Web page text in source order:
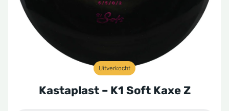
Uitverkocht
Kastaplast – K1 Soft Kaxe Z